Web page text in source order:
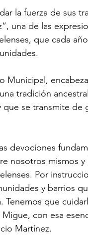
la fuerza de sus
una de las
que cada
Municipal,
tradición
se transmite de
devociones
nosotros mismos
Por
y barrios
Tenemos que
con esa
Martínez.